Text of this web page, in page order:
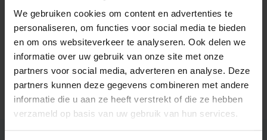
We gebruiken cookies om content en advertenties te
personaliseren, om functies voor social media te bieden
en om ons websiteverkeer te analyseren. Ook delen we
informatie over uw gebruik van onze site met onze
partners voor social media, adverteren en analyse. Deze
partners kunnen deze gegevens combineren met andere
informatie die u aan ze heeft verstrekt of die ze hebben
verzameld op basis van uw gebruik van hun services.
Specificaties
Reviews
Delen